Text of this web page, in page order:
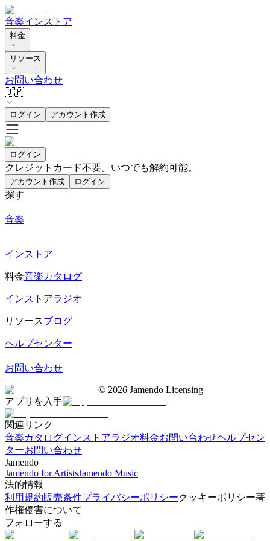
音楽インストア
料金
リソース
お問い合わせ
🇯🇵
ログイン アカウント作成
ログイン
クレジットカード不要。いつでも解約可能。
アカウント作成 ログイン
探す
音楽
インストア
料金音楽カタログ
インストアラジオ
リソースブログ
ヘルプセンター
お問い合わせ
© 2026 Jamendo Licensing
アプリを入手
関連リンク
音楽カタログインストアラジオ料金お問い合わせヘルプセン
ターお問い合わせ
Jamendo
Jamendo for ArtistsJamendo Music
法的情報
利用規約販売条件プライバシーポリシークッキーポリシー著
作権侵害について
フォローする